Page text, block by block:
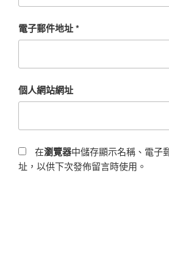
電子郵件地址*
個人網站網址
在瀏覽器中儲存顯示名稱、電子
址，以供下次發佈留言時使用。